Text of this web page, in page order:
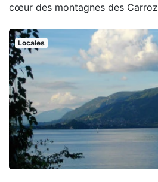
cœur des montagnes des Carroz
Locales